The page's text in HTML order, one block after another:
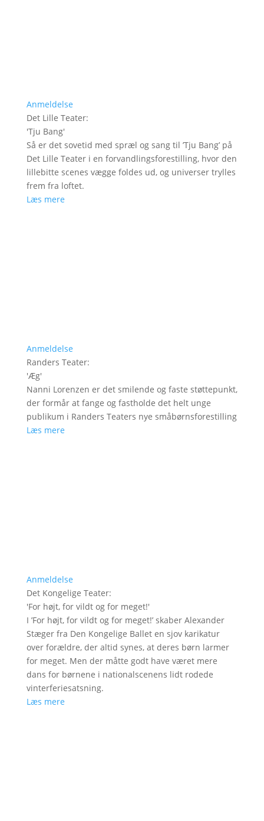
Anmeldelse
Det Lille Teater:
'Tju Bang'
Så er det sovetid med spræl og sang til ’Tju Bang’ på
Det Lille Teater i en forvandlingsforestilling, hvor den
lillebitte scenes vægge foldes ud, og universer trylles
frem fra loftet.
Læs mere
Anmeldelse
Randers Teater:
'Æg'
Nanni Lorenzen er det smilende og faste støttepunkt,
der formår at fange og fastholde det helt unge
publikum i Randers Teaters nye småbørnsforestilling
Læs mere
Anmeldelse
Det Kongelige Teater:
'For højt, for vildt og for meget!'
I ’For højt, for vildt og for meget!’ skaber Alexander
Stæger fra Den Kongelige Ballet en sjov karikatur
over forældre, der altid synes, at deres børn larmer
for meget. Men der måtte godt have været mere
dans for børnene i nationalscenens lidt rodede
vinterferiesatsning.
Læs mere